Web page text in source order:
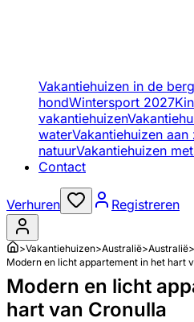
Vakantiehuizen in de
hondWintersport 2027
vakantiehuizen
waterVakantiehuizen aan
natuurVakantiehuizen
Contact
Verhuren Registreren
>Vakantiehuizen>Australië>Australië>
Modern en licht appartement in het hart
Modern en licht
hart van Cronulla